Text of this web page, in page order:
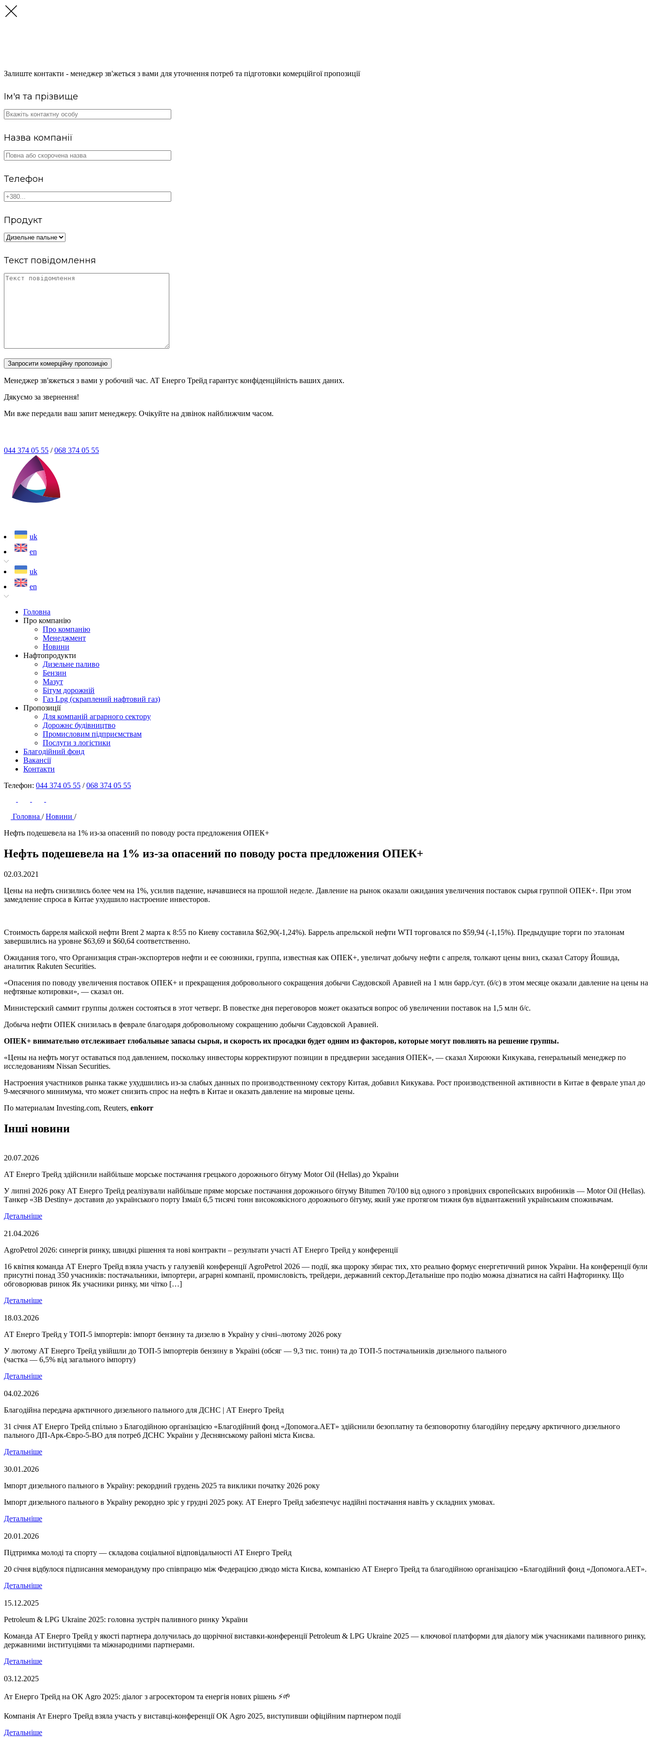
Залиште контакти - менеджер зв'жеться з вами для уточнення потреб та підготовки комерційгої пропозиції
Ім'я та прізвище
Назва компанії
Телефон
Продукт
Текст повідомлення
Запросити комерційну пропозицію
Менеджер зв'яжеться з вами у робочий час. AT Енерго Трейд гарантує конфіденційність ваших даних.
Дякуємо за звернення!
Ми вже передали ваш запит менеджеру. Очікуйте на дзвінок найближчим часом.
044 374 05 55 / 068 374 05 55
uk
en
uk
en
Головна
Про компанію
Про компанію
Менеджмент
Новини
Нафтопродукти
Дизельне паливо
Бензин
Мазут
Бітум дорожній
Газ Lpg (скраплений нафтовий газ)
Пропозиції
Для компаній аграрного сектору
Дорожнє будівництво
Промисловим підприємствам
Послуги з логістики
Благодійний фонд
Вакансії
Контакти
Телефон: 044 374 05 55 / 068 374 05 55
Головна / Новини /
Нефть подешевела на 1% из-за опасений по поводу роста предложения ОПЕК+
Нефть подешевела на 1% из-за опасений по поводу роста предложения ОПЕК+
02.03.2021
Цены на нефть снизились более чем на 1%, усилив падение, начавшиеся на прошлой неделе. Давление на рынок оказали ожидания увеличения поставок сырья группой ОПЕК+. При этом
замедление спроса в Китае ухудшило настроение инвесторов.
Стоимость барреля майской нефти Brent 2 марта к 8:55 по Киеву составила $62,90(-1,24%). Баррель апрельской нефти WTI торговался по $59,94 (-1,15%). Предыдущие торги по эталонам
завершились на уровне $63,69 и $60,64 соответственно.
Ожидания того, что Организация стран-экспортеров нефти и ее союзники, группа, известная как ОПЕК+, увеличат добычу нефти с апреля, толкают цены вниз, сказал Сатору Йошида,
аналитик Rakuten Securities.
«Опасения по поводу увеличения поставок ОПЕК+ и прекращения добровольного сокращения добычи Саудовской Аравией на 1 млн барр./сут. (б/с) в этом месяце оказали давление на цены на
нефтяные котировки», — сказал он.
Министерский саммит группы должен состояться в этот четверг. В повестке дня переговоров может оказаться вопрос об увеличении поставок на 1,5 млн б/с.
Добыча нефти ОПЕК снизилась в феврале благодаря добровольному сокращению добычи Саудовской Аравией.
ОПЕК+ внимательно отслеживает глобальные запасы сырья, и скорость их просадки будет одним из факторов, которые могут повлиять на решение группы.
«Цены на нефть могут оставаться под давлением, поскольку инвесторы корректируют позиции в преддверии заседания ОПЕК», — сказал Хироюки Кикукава, генеральный менеджер по
исследованиям Nissan Securities.
Настроения участников рынка также ухудшились из-за слабых данных по производственному сектору Китая, добавил Кикукава. Рост производственной активности в Китае в феврале упал до
9-месячного минимума, что может снизить спрос на нефть в Китае и оказать давление на мировые цены.
По материалам Investing.com, Reuters, enkorr
Інші новини
20.07.2026
АТ Енерго Трейд здійснили найбільше морське постачання грецького дорожнього бітуму Motor Oil (Hellas) до України
У липні 2026 року АТ Енерго Трейд реалізували найбільше пряме морське постачання дорожнього бітуму Bitumen 70/100 від одного з провідних європейських виробників — Motor Oil (Hellas).
Танкер «3B Destiny» доставив до українського порту Ізмаїл 6,5 тисячі тонн високоякісного дорожнього бітуму, який уже протягом тижня був відвантажений українським споживачам.
Детальніше
21.04.2026
AgroPetrol 2026: синергія ринку, швидкі рішення та нові контракти – результати участі АТ Енерго Трейд у конференції
16 квітня команда АТ Енерго Трейд взяла участь у галузевій конференції AgroPetrol 2026 — події, яка щороку збирає тих, хто реально формує енергетичний ринок України. На конференції були
присутні понад 350 учасників: постачальники, імпортери, аграрні компанії, промисловість, трейдери, державний сектор.Детальніше про подію можна дізнатися на сайті Нафторинку. Що
обговорював ринок Як учасники ринку, ми чітко […]
Детальніше
18.03.2026
АТ Енерго Трейд у ТОП-5 імпортерів: імпорт бензину та дизелю в Україну у січні–лютому 2026 року
У лютому АТ Енерго Трейд увійшли до ТОП-5 імпортерів бензину в Україні (обсяг — 9,3 тис. тонн) та до ТОП-5 постачальників дизельного пального
(частка — 6,5% від загального імпорту)
Детальніше
04.02.2026
Благодійна передача арктичного дизельного пального для ДСНС | АТ Енерго Трейд
31 січня АТ Енерго Трейд спільно з Благодійною організацією «Благодійний фонд «Допомога.АЕТ» здійснили безоплатну та безповоротну благодійну передачу арктичного дизельного
пального ДП-Арк-Євро-5-ВО для потреб ДСНС України у Деснянському районі міста Києва.
Детальніше
30.01.2026
Імпорт дизельного пального в Україну: рекордний грудень 2025 та виклики початку 2026 року
Імпорт дизельного пального в Україну рекордно зріс у грудні 2025 року. АТ Енерго Трейд забезпечує надійні постачання навіть у складних умовах.
Детальніше
20.01.2026
Підтримка молоді та спорту — складова соціальної відповідальності АТ Енерго Трейд
20 січня відбулося підписання меморандуму про співпрацю між Федерацією дзюдо міста Києва, компанією АТ Енерго Трейд та благодійною організацією «Благодійний фонд «Допомога.AET».
Детальніше
15.12.2025
Petroleum & LPG Ukraine 2025: головна зустріч паливного ринку України
Команда АТ Енерго Трейд у якості партнера долучилась до щорічної виставки-конференції Petroleum & LPG Ukraine 2025 — ключової платформи для діалогу між учасниками паливного ринку,
державними інституціями та міжнародними партнерами.
Детальніше
03.12.2025
Ат Енерго Трейд на OK Agro 2025: діалог з агросектором та енергія нових рішень ⚡🌱
Компанія Ат Енерго Трейд взяла участь у виставці-конференції OK Agro 2025, виступивши офіційним партнером події
Детальніше